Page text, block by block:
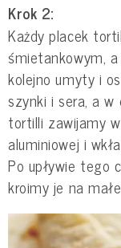
Krok 2:
Każdy placek
śmietankowym,
kolejno umyty i
szynki i sera, a w
tortilli zawijamy
aluminiowej i
Po upływie tego
kroimy je na